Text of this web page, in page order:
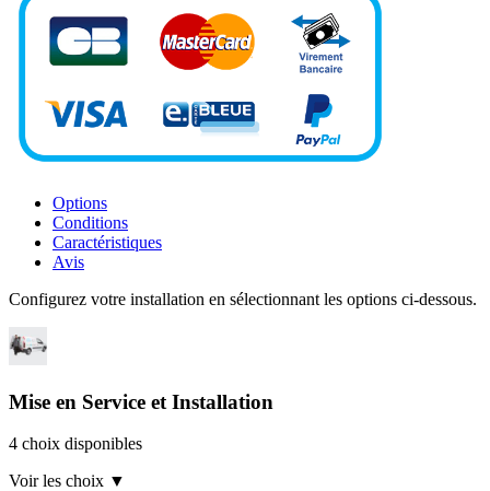
Options
Conditions
Caractéristiques
Avis
Configurez votre installation en sélectionnant les options ci-dessous.
Mise en Service et Installation
4 choix disponibles
Voir les choix ▼